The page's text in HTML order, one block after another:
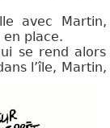
avec Martin,
place.
se rend alors
l’île, Martin,